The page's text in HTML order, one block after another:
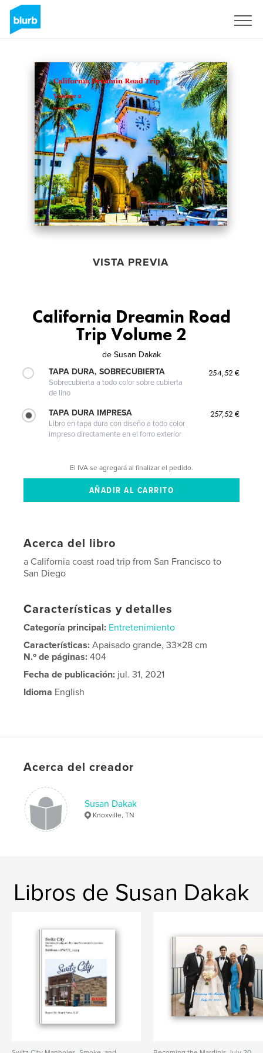
VISTA PREVIA
California Dreamin Road
Trip Volume 2
de Susan Dakak
TAPA DURA, SOBRECUBIERTA
Sobrecubierta a todo color sobre cubierta
de lino
254,52 €
TAPA DURA IMPRESA
Libro en tapa dura con diseño a todo color
impreso directamente en el forro exterior
257,52 €
El IVA se agregará al finalizar el pedido.
Acerca del libro
a California coast road trip from San Francisco to
San Diego
Características y detalles
Categoría principal: Entretenimiento
Características:Apaisado grande, 33×28 cm
N.º de páginas:404
Fecha de publicación: jul. 31, 2021
Idioma English
Acerca del creador
Susan Dakak
Knoxville, TN
Libros de Susan Dakak